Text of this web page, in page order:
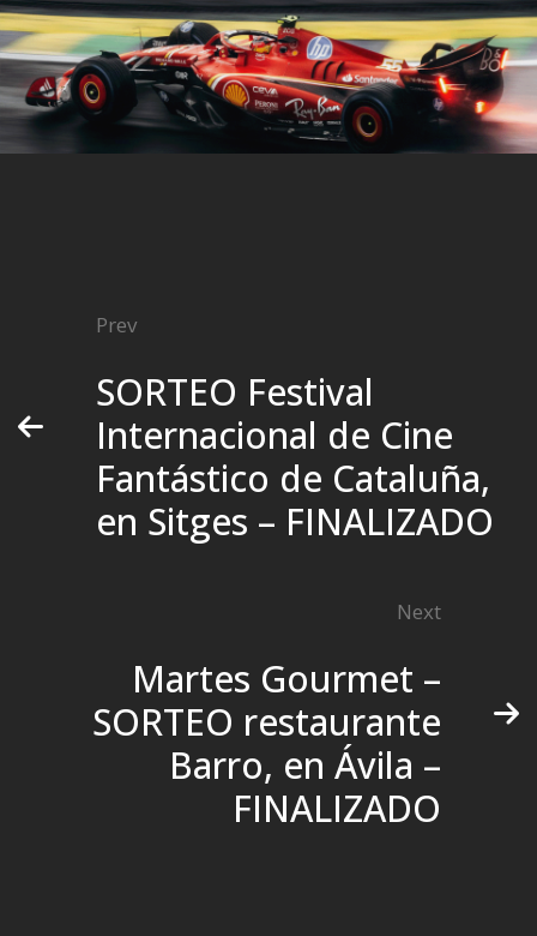
Prev
SORTEO Festival
Internacional de Cine
Fantástico de Cataluña,
en Sitges – FINALIZADO
Next
Martes Gourmet –
SORTEO restaurante
Barro, en Ávila –
FINALIZADO